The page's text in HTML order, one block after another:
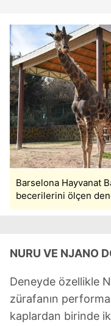
Barselona Hayvanat
becerilerini ölçen
NURU VE NJANO
Deneyde özellikle
zürafanın
kaplardan birinde